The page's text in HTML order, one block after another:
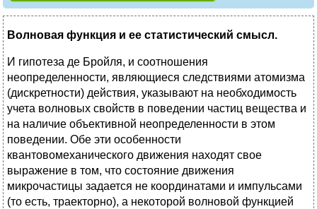
Волновая функция и ее статистический смысл.
И гипотеза де Бройля, и соотношения
неопределенности, являющиеся следствиями атомизма
(дискретности) действия, указывают на необходимость
учета волновых свойств в поведении частиц вещества и
на наличие объективной неопределенности в этом
поведении. Обе эти особенности
квантовомеханического движения находят свое
выражение в том, что состояние движения
микрочастицы задается не координатами и импульсами
(то есть, траекторно), а некоторой волновой функцией